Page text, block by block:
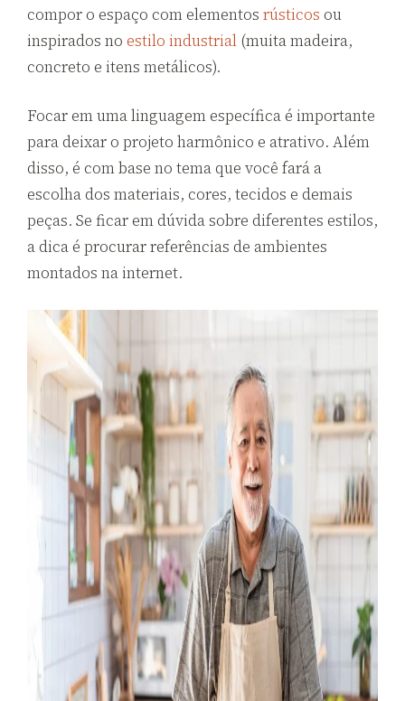
compor o espaço com elementos rústicos ou
inspirados no estilo industrial (muita madeira,
concreto e itens metálicos).
Focar em uma linguagem específica é importante
para deixar o projeto harmônico e atrativo. Além
disso, é com base no tema que você fará a
escolha dos materiais, cores, tecidos e demais
peças. Se ficar em dúvida sobre diferentes estilos,
a dica é procurar referências de ambientes
montados na internet.